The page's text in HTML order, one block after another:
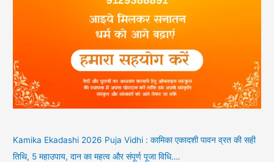
Kamika Ekadashi 2026 Puja Vidhi : कामिका एकादशी पावन व्रत की सही
तिथि, 5 महाउपाय, दान का महत्व और संपूर्ण पूजा विधि….